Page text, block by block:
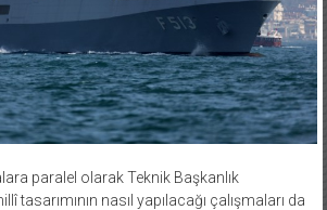
paralel olarak Teknik Başkanlık
tasarımının nasıl yapılacağı çalışmaları da